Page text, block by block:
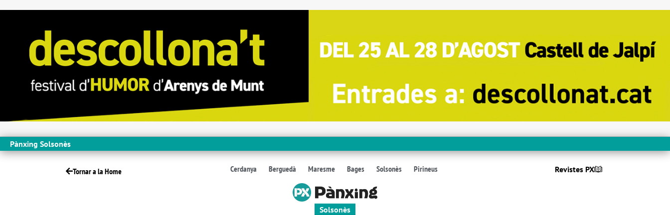
Pànxing Solsonès
Tornar a la Home Cerdanya Berguedà Maresme Bages Solsonès Pirineus Revistes PX
Solsonès